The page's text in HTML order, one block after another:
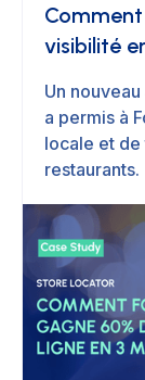
visibilité
Un
a permis à
locale et
restaurants.